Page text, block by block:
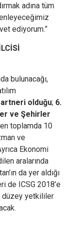
adına tüm
ediyorum.”
bulunacağı,
olduğu; 6.
ve Şehirler
toplamda 10
ve
Ekonomi
aralarında
da yer aldığı
de ICSG 2018’e
düzey yetkililer